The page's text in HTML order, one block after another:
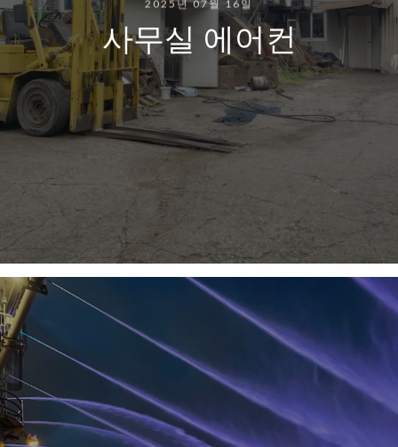
2025년 07월 16일
사무실 에어컨